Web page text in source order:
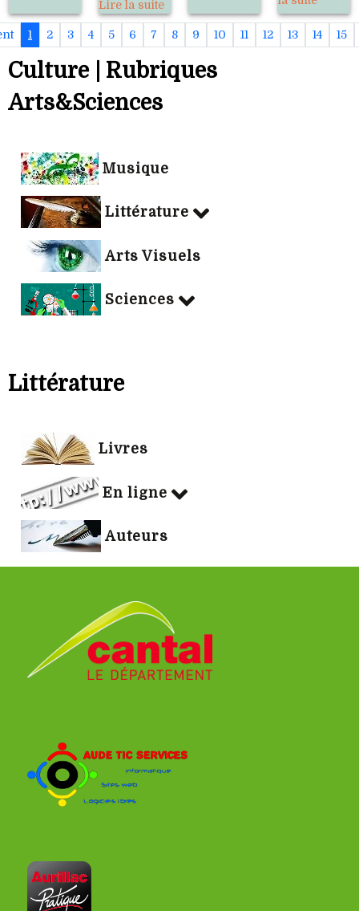
Lire la suite
1 2 3 4 5 6 7 8 9 10 11 12 13 14 15
Culture | Rubriques
Arts&Sciences
Musique
Littérature
Arts Visuels
Sciences
Littérature
Livres
En ligne
Auteurs